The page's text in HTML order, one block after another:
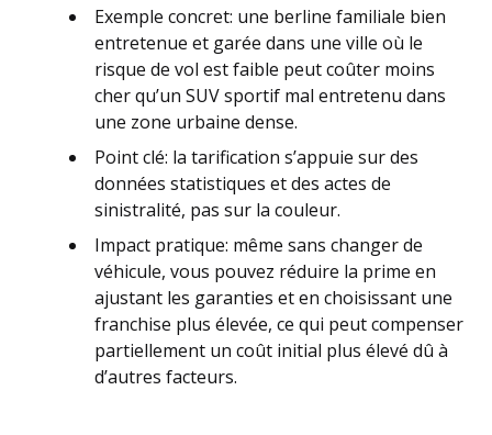
Exemple concret: une berline familiale bien
entretenue et garée dans une ville où le
risque de vol est faible peut coûter moins
cher qu’un SUV sportif mal entretenu dans
une zone urbaine dense.
Point clé: la tarification s’appuie sur des
données statistiques et des actes de
sinistralité, pas sur la couleur.
Impact pratique: même sans changer de
véhicule, vous pouvez réduire la prime en
ajustant les garanties et en choisissant une
franchise plus élevée, ce qui peut compenser
partiellement un coût initial plus élevé dû à
d’autres facteurs.